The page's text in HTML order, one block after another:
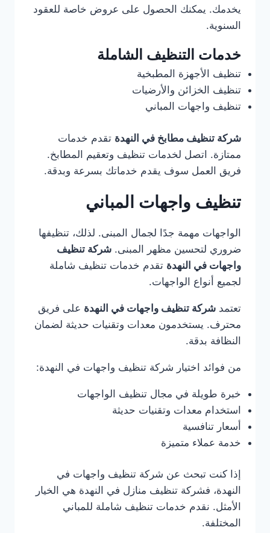
يخدمك. يمكنك الحصول على عروض خاصة للعقود
السنوية.
خدمات التنظيف الشاملة
تنظيف الأجهزة المطبخية
تنظيف الخزائن والأرضيات
تنظيف واجهات المباني
شركة تنظيف مطابخ في النهدة تقدم خدمات
ممتازة. اتصل لخدمات تنظيف وتعقيم المطابخ.
فريق العمل سوف يقدم خدماتك بسرعة وبدقة.
تنظيف واجهات المباني
الواجهات مهمة جدًا لجمال المبنى. لذلك، تنظيفها
ضروري لتحسين مظهر المبنى. شركة تنظيف
واجهات في النهدة تقدم خدمات تنظيف شاملة
لجميع أنواع الواجهات.
تعتمد شركة تنظيف واجهات في النهدة على فريق
محترف. يستخدمون معدات وتقنيات حديثة لضمان
النظافة بدقة.
من فوائد اختيار شركة تنظيف واجهات في النهدة:
خبرة طويلة في مجال تنظيف الواجهات
استخدام معدات وتقنيات حديثة
أسعار تنافسية
خدمة عملاء متميزة
إذا كنت تبحث عن شركة تنظيف واجهات في
النهدة، فشركة تنظيف منازل في النهدة هي الخيار
الأمثل. نقدم خدمات تنظيف شاملة للمباني
المختلفة.